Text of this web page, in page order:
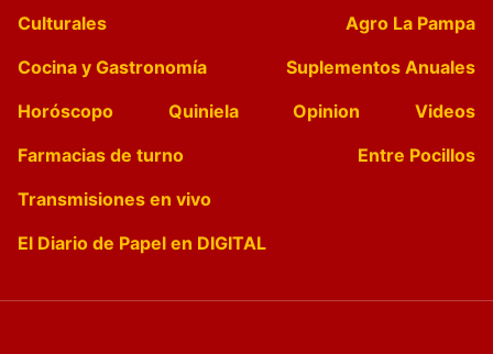
Culturales
Agro La Pampa
Cocina y Gastronomía
Suplementos Anuales
Horóscopo
Quiniela Opinion
Videos
Farmacias de turno
Entre Pocillos
Transmisiones en vivo
El Diario de Papel en DIGITAL